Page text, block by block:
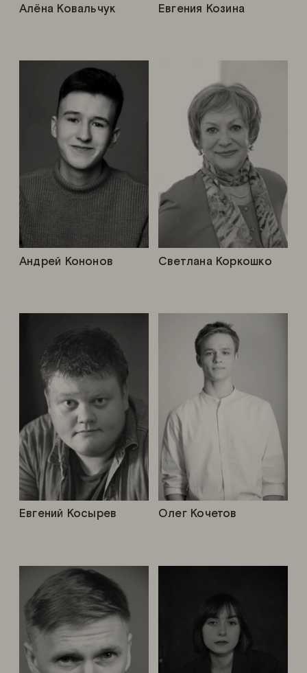
Светлана Коркошко
Евгения Козина
Андрей Кононов
Алёна Ковальчук
Евгений Косырев Олег Кочетов